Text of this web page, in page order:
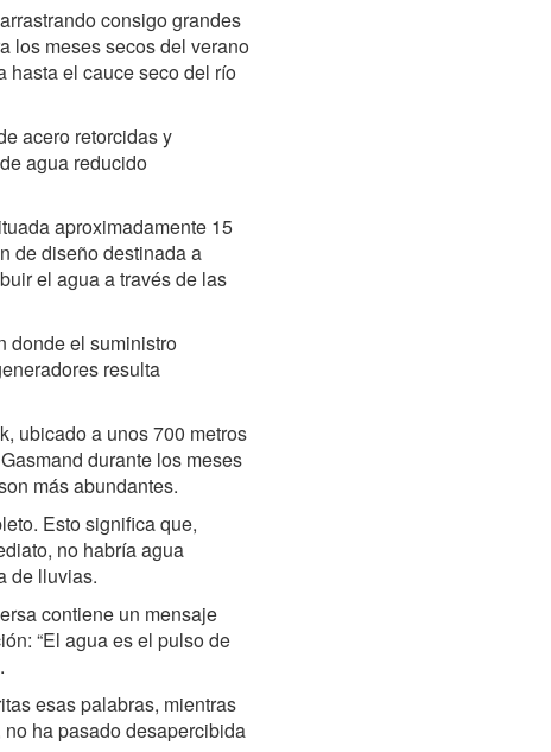
consigo grandes
los meses secos del verano
hasta el cauce seco del río
acero retorcidas y
agua reducido
aproximadamente 15
de diseño destinada a
el agua a través de las
donde el suministro
resulta
ubicado a unos 700 metros
durante los meses
más abundantes.
Esto significa que,
no habría agua
de lluvias.
contiene un mensaje
“El agua es el pulso de
esas palabras, mientras
ha pasado desapercibida